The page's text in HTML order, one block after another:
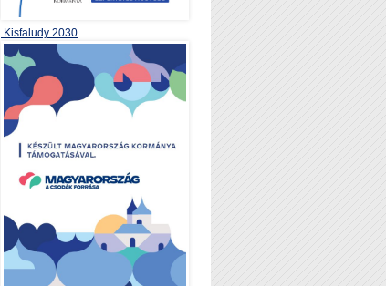
Kisfaludy 2030